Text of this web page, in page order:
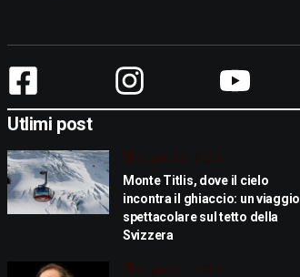
Utlimi post
Luglio 29, 2026
Monte Titlis, dove il cielo
incontra il ghiaccio: un viaggio
spettacolare sul tetto della
Svizzera
Luglio 21, 2026